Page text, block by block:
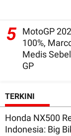
5 MotoGP
100%,
Medis
GP
TERKINI
Honda NX500
Indonesia: Big